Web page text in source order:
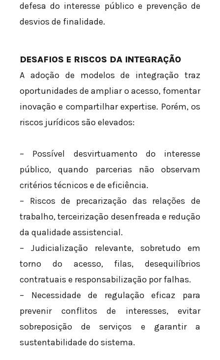
defesa do interesse público e prevenção de
desvios de finalidade.
DESAFIOS E RISCOS DA INTEGRAÇÃO
A adoção de modelos de integração traz
oportunidades de ampliar o acesso, fomentar
inovação e compartilhar expertise. Porém, os
riscos jurídicos são elevados:
– Possível desvirtuamento do interesse
público, quando parcerias não observam
critérios técnicos e de eficiência.
– Riscos de precarização das relações de
trabalho, terceirização desenfreada e redução
da qualidade assistencial.
– Judicialização relevante, sobretudo em
torno do acesso, filas, desequilíbrios
contratuais e responsabilização por falhas.
– Necessidade de regulação eficaz para
prevenir conflitos de interesses, evitar
sobreposição de serviços e garantir a
sustentabilidade do sistema.